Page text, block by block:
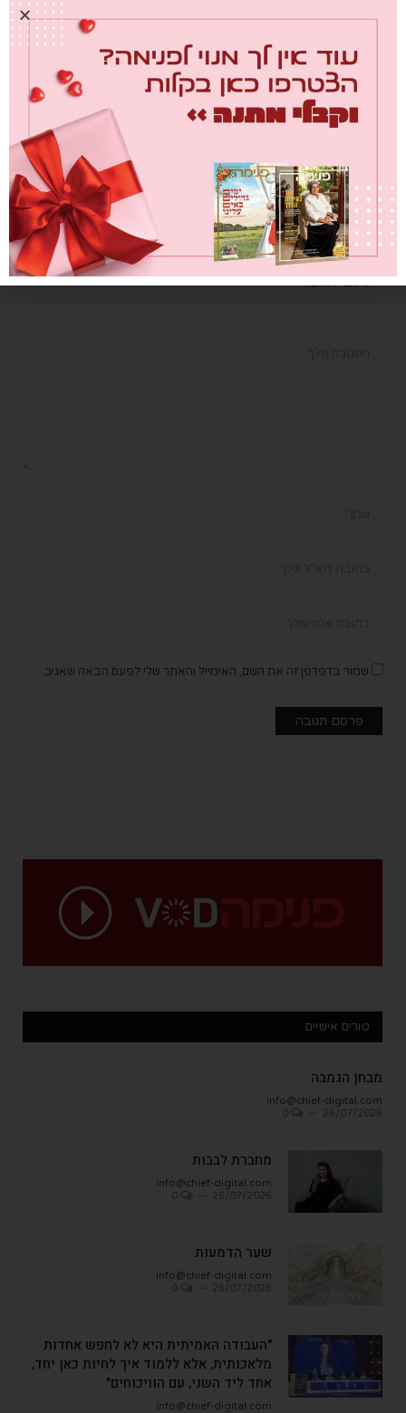
צום ברפואה הטבעית
21/09/2023
0
כתוב תגובה
שמור בדפדפן זה את השם, האימייל והאתר שלי לפעם הבאה שאגיב.
טורים אישיים
מבחן הגמבה
info@chief-digital.com
מחברת לבבות
info@chief-digital.com
שער הדמעות
info@chief-digital.com
"העבודה האמיתית היא לא לחפש אחדות
מלאכותית, אלא ללמוד איך לחיות כאן יחד,
אחד ליד השני, עם הוויכוחים"
info@chief-digital.com